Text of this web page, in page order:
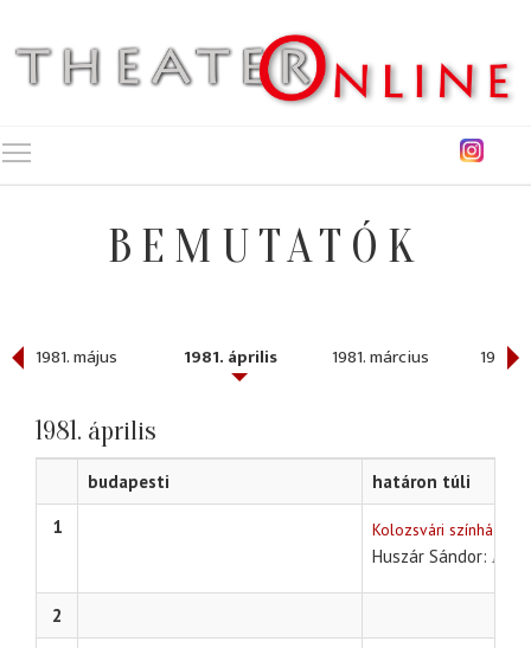
BEMUTATÓK
1981. május 1981. április 1981. március 1981.
1981. április
budapesti
határon túli
1
Kolozsvári színház
Huszár Sándor A
2